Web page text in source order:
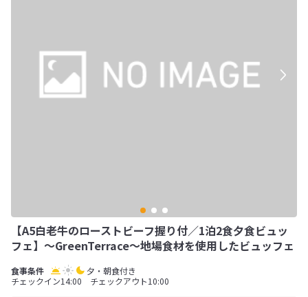
【A5白老牛のローストビーフ握り付／1泊2食夕食ビュッ
フェ】～GreenTerrace～地場食材を使用したビュッフェ
夕・朝食付き
チェックイン14:00 チェックアウト10:00